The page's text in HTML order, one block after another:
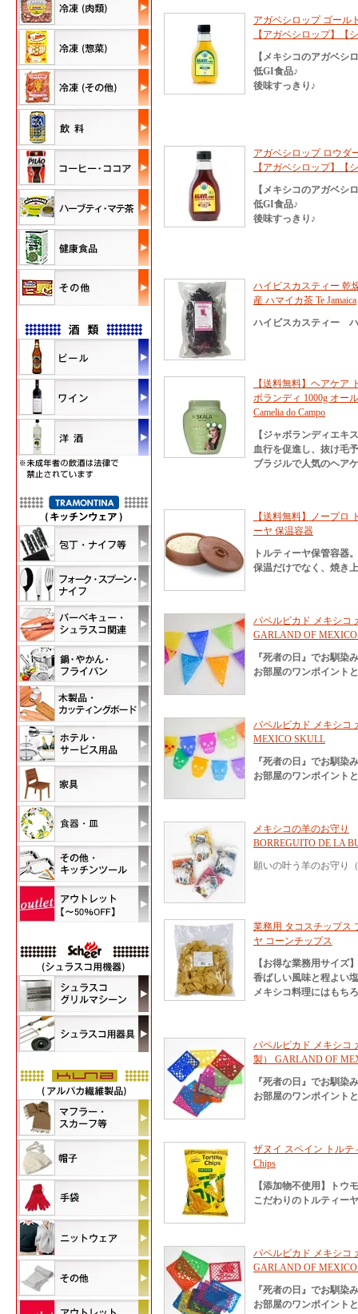
アガベシロップ ゴール
【アガベシロップ】【
【メキシコのアガベシ
低GI食品♪
後味すっきり♪
アガベシロップ ロウダ
【アガベシロップ】【
【メキシコのアガベシ
低GI食品♪
後味すっきり♪
ハイビスカスティー 乾
産 ハマイカ茶 Te Jamaica
ハイビスカスティー
【送料無料】ヘアケア
ボランディ 1000g オー
Camelia do Campo
【ジャボランディエキ
血行を促進し、抜け毛
ブラジルで人気のヘア
【送料無料】ノープロ
ーヤ 保温容器
トルティーヤ保管容器。
保温だけでなく、焼き
パペルピカド メキシコ
GARLAND OF
『死者の日』でお馴染
お部屋のワンポイント
パペルピカド メキシコ
MEXICO SKULL
『死者の日』でお馴染
お部屋のワンポイント
メキシコの羊のお守り
BORREGUITO DE LA
願いの叶う羊のお守り
業務用 タコスチップス
ヤ コーンチップス
【お得な業務用サイズ
香ばしい風味と程よい
メキシコ料理にはもち
パペルピカド メキシコ
製） GARLAND OF
『死者の日』でお馴染
お部屋のワンポイント
ザヌイ スペイン トルテ
Chips
【添加物不使用】トウ
こだわりのトルティー
パペルピカド メキシコ
GARLAND OF
『死者の日』でお馴染
お部屋のワンポイント